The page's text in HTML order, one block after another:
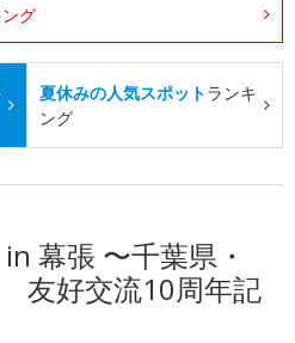
グ
夏休みの人気スポットランキ
ング
幕張 〜千葉県・
友好交流10周年記